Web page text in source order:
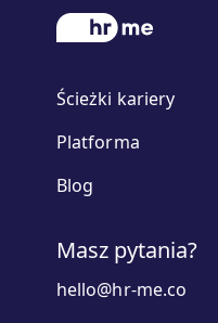
Ścieżki kariery
Platforma
Blog
Masz pytania?
hello@hr-me.co